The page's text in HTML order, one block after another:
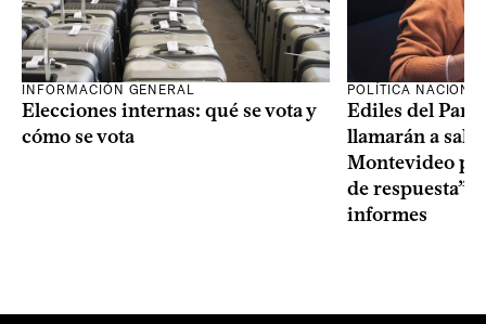
INFORMACIÓN GENERAL
Elecciones internas: qué se vota y
cómo se vota
POLÍTICA
Ediles del
llamarán a sala
Montevideo
de respuesta”
informes